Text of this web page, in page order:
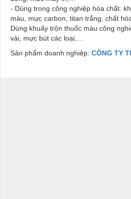
- Dùng trong công nghiệp hóa chất:
màu, mực carbon, titan trắng, chất
Dùng khuấy trộn thuốc màu công
vải, mực bút các loại,…
Sản phẩm doanh nghiệp: CÔNG TY